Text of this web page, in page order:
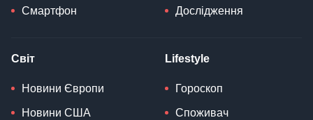
Смартфон Дослідження
Світ
Новини Європи
Новини США
Lifestyle
Гороскоп
Споживач